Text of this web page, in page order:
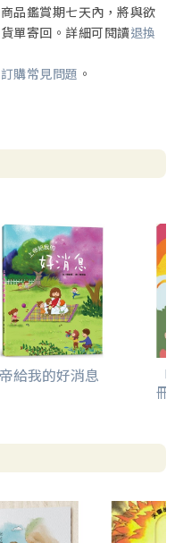
品鑑賞期七天內，將與欲
單寄回。詳細可閱讀退換
購常見問題 。
給我的好消息 「
冊